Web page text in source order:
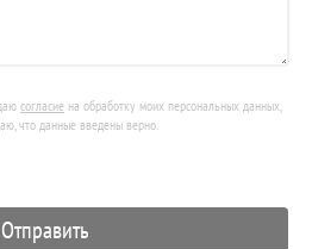
согласие на обработку моих персональных данных,
что данные введены верно.